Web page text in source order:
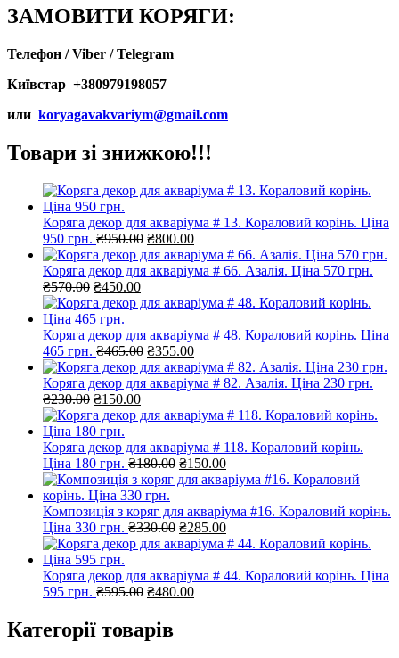
ЗАМОВИТИ КОРЯГИ:
Телефон / Viber / Telegram
Київстар +380979198057
или koryagavakvariym@gmail.com
Товари зі знижкою!!!
Коряга декор для акваріума # 13. Кораловий корінь. Ціна
950 грн. ₴950.00 Оригінальна
ціна:
₴950.00.
₴800.00Поточна
ціна:
₴800.00.
Коряга декор для акваріума # 66. Азалія. Ціна 570 грн.
₴570.00 Оригінальна
ціна:
₴570.00.
₴450.00Поточна
ціна:
Коряга декор для акваріума # 48. Кораловий корінь. Ціна
465 грн. ₴465.00 Оригінальна
ціна:
₴465.00.
₴355.00Поточна
ціна:
₴355.00.
Коряга декор для акваріума # 82. Азалія. Ціна 230 грн.
₴230.00 Оригінальна
ціна:
₴230.00.
₴150.00Поточна
ціна:
Коряга декор для акваріума # 118. Кораловий корінь.
Ціна 180 грн. ₴180.00 Оригінальна
ціна:
₴150.00Поточна
ціна:
Композиція з коряг для акваріума #16. Кораловий корінь.
Ціна 330 грн. ₴330.00 Оригінальна
ціна:
₴285.00Поточна
ціна:
Коряга декор для акваріума # 44. Кораловий корінь. Ціна
595 грн. ₴595.00 Оригінальна
₴595.00.
₴480.00Поточна
Категорії товарів